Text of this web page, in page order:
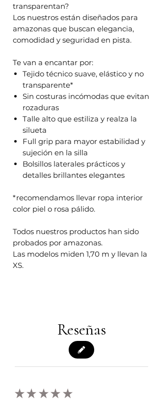
transparentan?
Los nuestros están diseñados para
amazonas que buscan elegancia,
comodidad y seguridad en pista.
Te van a encantar por:
Tejido técnico suave, elástico y no
transparente*
Sin costuras incómodas que evitan
rozaduras
Talle alto que estiliza y realza la
silueta
Full grip para mayor estabilidad y
sujeción en la silla
Bolsillos laterales prácticos y
detalles brillantes elegantes
*recomendamos llevar ropa interior
color piel o rosa pálido.
Todos nuestros productos han sido
probados por amazonas.
Las modelos miden 1,70 m y llevan la
XS.
Reseñas
★ ★ ★ ★ ★